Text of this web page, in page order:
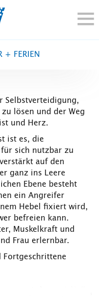
TH-
Webmail Moodle
English
+ FERIEN
Selbstverteidigung,
lösen und der Weg
und Herz.
ist es, die
sich nutzbar zu
auf den
ganz ins Leere
Ebene besteht
ein Angreifer
Hebel fixiert wird,
befreien kann.
Muskelkraft und
Frau erlernbar.
Fortgeschrittene